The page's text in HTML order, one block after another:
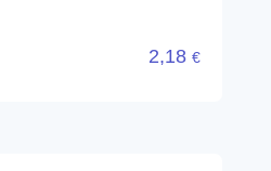
2,18 €